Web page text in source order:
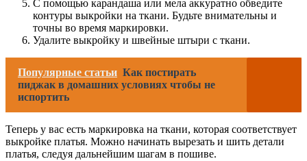
С помощью карандаша или мела аккуратно обведите
контуры выкройки на ткани. Будьте внимательны и
точны во время маркировки.
Удалите выкройку и швейные штыри с ткани.
Популярные статьи Как постирать
пиджак в домашних условиях чтобы не
испортить
Теперь у вас есть маркировка на ткани, которая соответствует
выкройке платья. Можно начинать вырезать и шить детали
платья, следуя дальнейшим шагам в пошиве.